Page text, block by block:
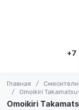
+7
Главная / Смесители
/
Omoikiri
Omoikiri